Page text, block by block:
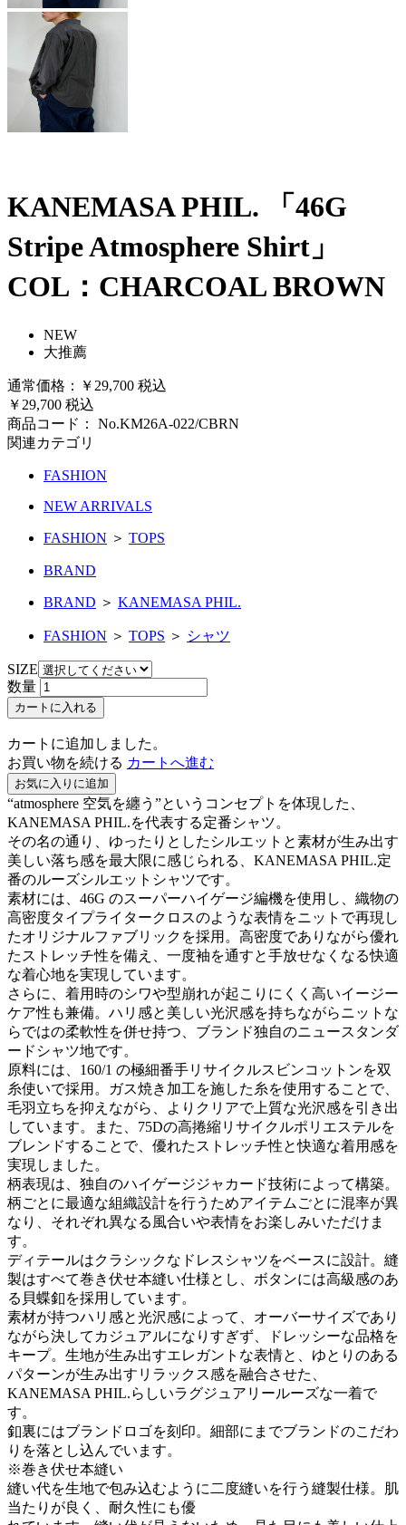
KANEMASA PHIL. 「46G
Stripe Atmosphere Shirt」
COL：CHARCOAL BROWN
NEW
大推薦
通常価格： ￥29,700 税込
￥29,700 税込
商品コード： No.KM26A-022/CBRN
関連カテゴリ
FASHION
NEW ARRIVALS
FASHION ＞ TOPS
BRAND
BRAND ＞ KANEMASA PHIL.
FASHION ＞ TOPS ＞ シャツ
SIZE
数量
カートに入れる
カートに追加しました。
お買い物を続ける カートへ進む
お気に入りに追加
“atmosphere 空気を纏う”というコンセプトを体現した、
KANEMASA PHIL.を代表する定番シャツ。
その名の通り、ゆったりとしたシルエットと素材が生み出す
美しい落ち感を最大限に感じられる、KANEMASA PHIL.定
番のルーズシルエットシャツです。
素材には、46G のスーパーハイゲージ編機を使用し、織物の
高密度タイプライタークロスのような表情をニットで再現し
たオリジナルファブリックを採用。高密度でありながら優れ
たストレッチ性を備え、一度袖を通すと手放せなくなる快適
な着心地を実現しています。
さらに、着用時のシワや型崩れが起こりにくく高いイージー
ケア性も兼備。ハリ感と美しい光沢感を持ちながらニットな
らではの柔軟性を併せ持つ、ブランド独自のニュースタンダ
ードシャツ地です。
原料には、160/1 の極細番手リサイクルスビンコットンを双
糸使いで採用。ガス焼き加工を施した糸を使用することで、
毛羽立ちを抑えながら、よりクリアで上質な光沢感を引き出
しています。また、75Dの高捲縮リサイクルポリエステルを
ブレンドすることで、優れたストレッチ性と快適な着用感を
実現しました。
柄表現は、独自のハイゲージジャカード技術によって構築。
柄ごとに最適な組織設計を行うためアイテムごとに混率が異
なり、それぞれ異なる風合いや表情をお楽しみいただけま
す。
ディテールはクラシックなドレスシャツをベースに設計。縫
製はすべて巻き伏せ本縫い仕様とし、ボタンには高級感のあ
る貝蝶釦を採用しています。
素材が持つハリ感と光沢感によって、オーバーサイズであり
ながら決してカジュアルになりすぎず、ドレッシーな品格を
キープ。生地が生み出すエレガントな表情と、ゆとりのある
パターンが生み出すリラックス感を融合させた、
KANEMASA PHIL.らしいラグジュアリールーズな一着で
す。
釦裏にはブランドロゴを刻印。細部にまでブランドのこだわ
りを落とし込んでいます。
※巻き伏せ本縫い
縫い代を生地で包み込むように二度縫いを行う縫製仕様。肌
当たりが良く、耐久性にも優